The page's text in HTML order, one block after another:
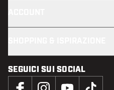
SEGUICI SUI SOCIAL